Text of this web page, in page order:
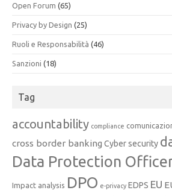
Open Forum (65)
Privacy by Design (25)
Ruoli e Responsabilità (46)
Sanzioni (18)
Tag
accountability compliance
cross border banking Cyber security
Data Protection
Impact analysis DPO e-privacy EDPS EU